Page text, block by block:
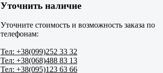
Уточнить наличие
Уточните стоимость и возможность заказа по
телефонам:
Тел: +38(099)252 33 32
Тел: +38(068)488 83 13
Тел: +38(095)123 63 66